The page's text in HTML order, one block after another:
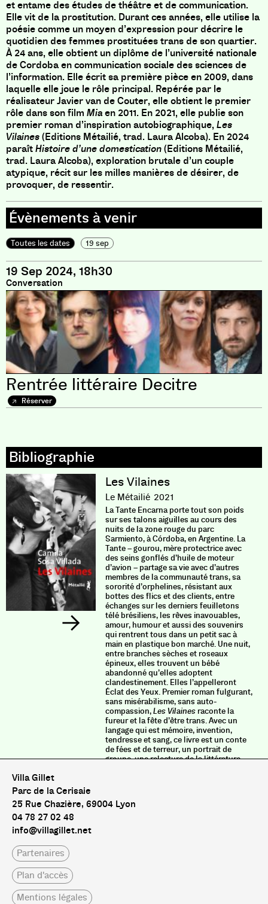
et entame des études de théâtre et de communication.
Elle vit de la prostitution. Durant ces années, elle utilise la
poésie comme un moyen d’expression pour décrire le
quotidien des femmes prostituées trans de son quartier.
À 24 ans, elle obtient un diplôme de l’université nationale
de Cordoba en communication sociale des sciences de
l’information. Elle écrit sa première pièce en 2009, dans
laquelle elle joue le rôle principal. Repérée par le
réalisateurJavier van de Couter, elle obtient le premier
rôle dans son film Miaen 2011. En 2021, elle publie son
premier roman d’inspiration autobiographique,Les
Vilaines(Editions Métailié, trad. Laura Alcoba). En 2024
paraîtHistoire d’une domestication(Editions Métailié,
trad. Laura Alcoba), exploration brutale d’un couple
atypique, récit sur les milles manières de désirer, de
provoquer, de ressentir.
Toutes les dates 19 sep
19 Sep 2024, 18h30
Conversation
Rentrée littéraire Decitre
Réserver
Les Vilaines
Le Métailié 2021
La Tante Encarna porte tout son poids
sur ses talons aiguilles au cours des
nuits de la zone rouge du parc
Sarmiento, à Córdoba, en Argentine. La
Tante – gourou, mère protectrice avec
des seins gonflés d’huile de moteur
d’avion – partage sa vie avec d’autres
membres de la communauté trans, sa
sororité d’orphelines, résistant aux
bottes des flics et des clients, entre
échanges sur les derniers feuilletons
télé brésiliens, les rêves inavouables,
amour, humour et aussi des souvenirs
qui rentrent tous dans un petit sac à
main en plastique bon marché. Une nuit,
entre branches sèches et roseaux
épineux, elles trouvent un bébé
abandonné qu’elles adoptent
clandestinement. Elles l’appelleront
Éclat des Yeux. Premier roman fulgurant,
sans misérabilisme, sans auto-
compassion,Les Vilainesraconte la
fureur et la fête d’être trans. Avec un
langage qui est mémoire, invention,
tendresse et sang, ce livre est un conte
de fées et de terreur, un portrait de
groupe, une relecture de la littérature
souvent fini dans un fossé. Un texte
Villa Gillet
Parc de la Cerisaie
25 Rue Chazière, 69004 Lyon
04 78 27 02 48
info@villagillet.net
Partenaires
Plan d'accès
Mentions légales